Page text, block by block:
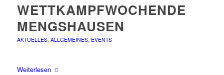
WETTKAMPFWOCHENDE
MENGSHAUSEN
AKTUELLES, ALLGEMEINES, EVENTS
Weiterlesen